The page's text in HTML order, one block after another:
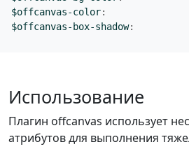
$offcanvas-color:
$offcanvas-box-shadow:
Использование
Плагин offcanvas использует
атрибутов для выполнения